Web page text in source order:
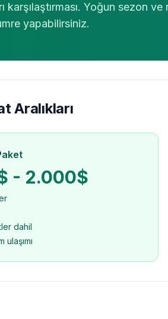
karşılaştırması. Yoğun sezon
yapabilirsiniz.
Aralıkları
- 2.000$
dahil
ulaşımı